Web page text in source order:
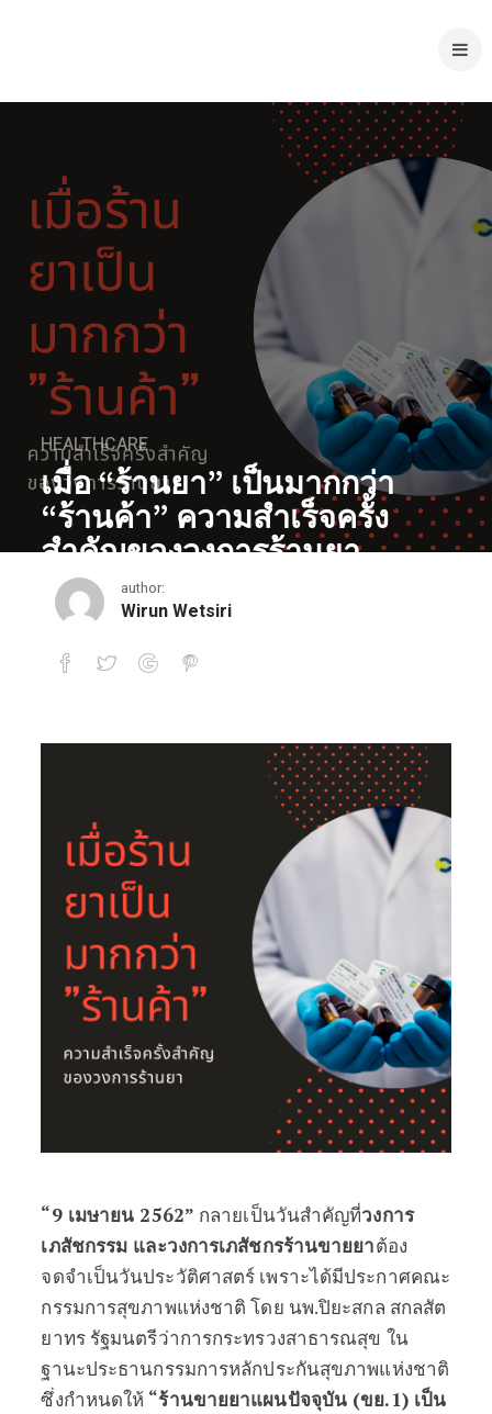
HEALTHCARE
เมื่อ “ร้านยา” เป็นมากกว่า
“ร้านค้า” ความสำเร็จครั้ง
สำคัญของวงการร้านยา
April 22, 2019author:
Wirun Wetsiri
เมื่อ “ร้านยา” เป็นมากกว่า “ร้านค้า” ควา
“9 เมษายน 2562” กลายเป็นวันสำคัญที่วงการ
เภสัชกรรม และวงการเภสัชกรร้านขายยาต้อง
จดจำเป็นวันประวัติศาสตร์ เพราะได้มีประกาศคณะ
กรรมการสุขภาพแห่งชาติ โดย นพ.ปิยะสกล สกลสัต
ยาทร รัฐมนตรีว่าการกระทรวงสาธารณสุข ใน
ฐานะประธานกรรมการหลักประกันสุขภาพแห่งชาติ
ซึ่งกำหนดให้ “ร้านขายยาแผนปัจจุบัน (ขย.1) เป็น